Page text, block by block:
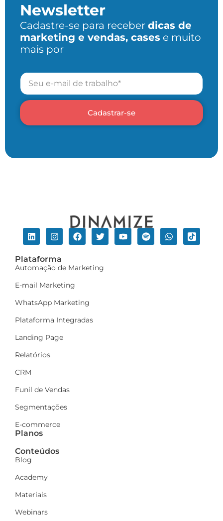
Newsletter
Cadastre-se para receber dicas de
marketing e vendas, cases e muito
mais por
Cadastrar-se
Plataforma
Automação de Marketing
E-mail Marketing
WhatsApp Marketing
Plataforma Integradas
Landing Page
Relatórios
CRM
Funil de Vendas
Segmentações
E-commerce
Planos
Conteúdos
Blog
Academy
Materiais
Webinars